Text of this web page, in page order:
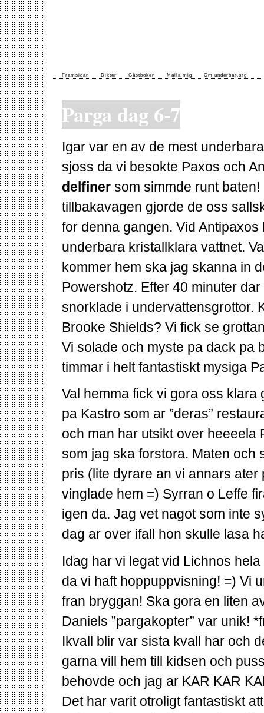
Framsidan Dikter Gästboken Maila mig Om underbar.org
Parga dag 6-7
Igar var en av de mest
sjoss da vi besokte Paxos och
delfiner som simmde runt
tillbakavagen gjorde de oss
for denna gangen. Vid
underbara kristallklara vattnet.
kommer hem ska jag skanna in
Powershotz. Efter 40 minuter
snorklade i undervattensgrottor.
Brooke Shields? Vi fick se
Vi solade och myste pa dack pa
timmar i helt fantastiskt mysiga
Val hemma fick vi gora oss
pa Kastro som ar ”deras”
och man har utsikt over heeeela
som jag ska forstora. Maten och
pris (lite dyrare an vi annars
vinglade hem =) Syrran o Leffe
igen da. Jag vet nagot som inte
dag ar over ifall hon skulle lasa
Idag har vi legat vid Lichnos
da vi haft hoppuppvisning! =) Vi
fran bryggan! Ska gora en liten
Daniels ”pargakopter” var unik!
Ikvall blir var sista kvall har och
garna vill hem till kidsen och
behovde och jag ar KAR KAR
Det har varit otroligt fantastiskt